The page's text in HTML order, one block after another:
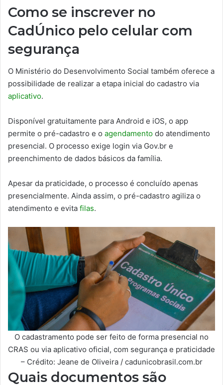
Como se inscrever no
CadÚnico pelo celular com
segurança
O Ministério do Desenvolvimento Social também oferece a
possibilidade de realizar a etapa inicial do cadastro via
aplicativo.
Disponível gratuitamente para Android e iOS, o app
permite o pré-cadastro e o agendamento do atendimento
presencial. O processo exige login via Gov.br e
preenchimento de dados básicos da família.
Apesar da praticidade, o processo é concluído apenas
presencialmente. Ainda assim, o pré-cadastro agiliza o
atendimento e evita filas.
O cadastramento pode ser feito de forma presencial no
CRAS ou via aplicativo oficial, com segurança e praticidade
– Crédito: Jeane de Oliveira / cadunicobrasil.com.br
Quais documentos são